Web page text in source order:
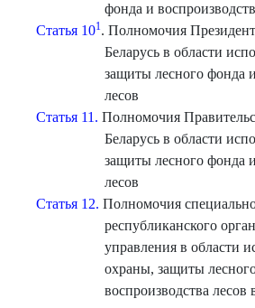
фонда и
Статья 101. Полномочия
Беларусь в области
защиты лесного фонда
лесов
Статья 11. Полномочия
Беларусь в области
защиты лесного фонда
лесов
Статья 12. Полномочия
республиканского
управления в области
охраны, защиты
воспроизводства лесов